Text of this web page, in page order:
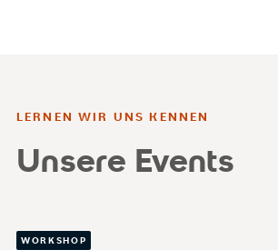
LERNEN WIR UNS KENNEN
Unsere Events
WORKSHOP